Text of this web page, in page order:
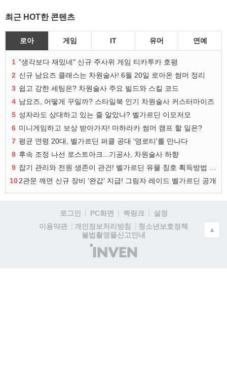
최근 HOT한 콘텐츠
로아 게임 IT 유머 연예
1 "생각보다 재밌네" 신규 주사위 게임 티카투카 호평
2 신규 남요즈 클래스는 차원술사! 6월 20일 로아온 썸머 정리
3 쉽고 강한 세팅은? 차원술사 주요 빌드와 스킬 코드
4 남요즈, 어떻게 꾸밀까? 스타일북 인기 차원술사 커스터마이즈
5 성자라도 상대하고 있는 줄 알았나? 벨가르딘 이모저모
6 미니게임하고 보상 받아가자! 마하라카 썸머 캠프 할 일은?
7 평균 연령 20대, 벨가르딘 퍼클 공대 '영로티'를 만나다
8 후속 조정 나선 로스트아크...기공사, 차원술사 하향
9
102관문 깨면 신규 장비 ‘완갑’ 지급! 그림자 레이드 벨가르딘 공개
로그인 PC화면 퀵링크
설정
이용약관
개인정보처리방침
청소년보호정책
불법촬영물신고안내
(주)
인
▲